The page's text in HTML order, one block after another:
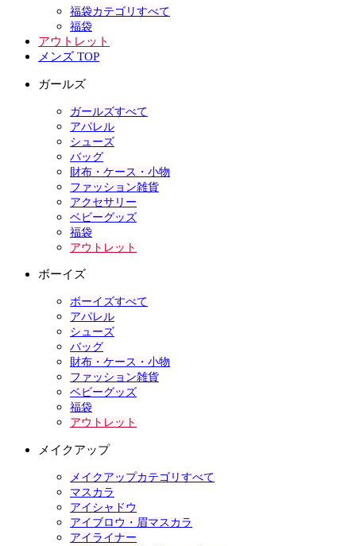
福袋カテゴリすべて
福袋
アウトレット
メンズ TOP
ガールズ
ガールズすべて
アパレル
シューズ
バッグ
財布・ケース・小物
ファッション雑貨
アクセサリー
ベビーグッズ
福袋
アウトレット
ボーイズ
ボーイズすべて
アパレル
シューズ
バッグ
財布・ケース・小物
ファッション雑貨
ベビーグッズ
福袋
アウトレット
メイクアップ
メイクアップカテゴリすべて
マスカラ
アイシャドウ
アイブロウ・眉マスカラ
アイライナー